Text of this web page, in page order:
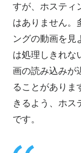
すが、 ホスティ
はありません。
ングの動画を 見
は処理しきれな
画の読み込みが
ることがありま
きるよう、 ホス
です。